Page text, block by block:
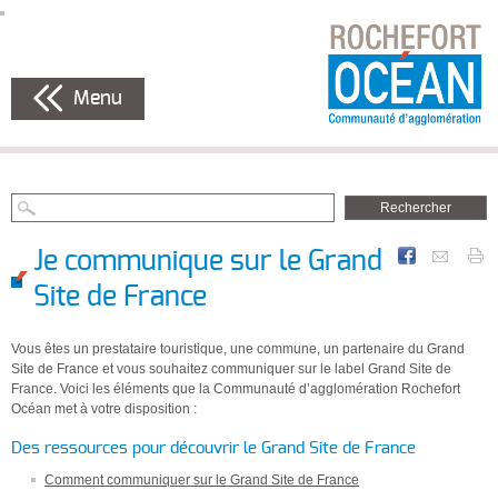
Menu
Je communique sur le Grand
Site de France
Vous êtes un prestataire touristique, une commune, un partenaire du Grand
Site de France et vous souhaitez communiquer sur le label Grand Site de
France. Voici les éléments que la Communauté d’agglomération Rochefort
Océan met à votre disposition :
Des ressources pour découvrir le Grand Site de France
Comment communiquer sur le Grand Site de France